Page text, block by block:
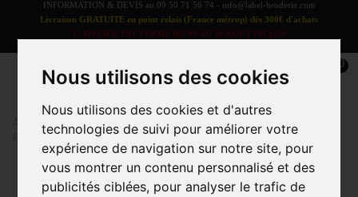
Nous utilisons des cookies
Nous utilisons des cookies et d'autres
technologies de suivi pour améliorer votre
expérience de navigation sur notre site, pour
vous montrer un contenu personnalisé et des
publicités ciblées, pour analyser le trafic de
INFORMATION & DEVIS au 09 50 71 56 74 - info@label-broderie.com
Livraison GRATUITE en point relais (France métrop) dès 300€ d'achats
L'ATELIER EST FERME DU 08 AU 16 AOUT INCLUS
0
Accueil > Plage Drap de Plage
Maxi drap de plage
et de bain MAYA BAY 100x180cm
Promo